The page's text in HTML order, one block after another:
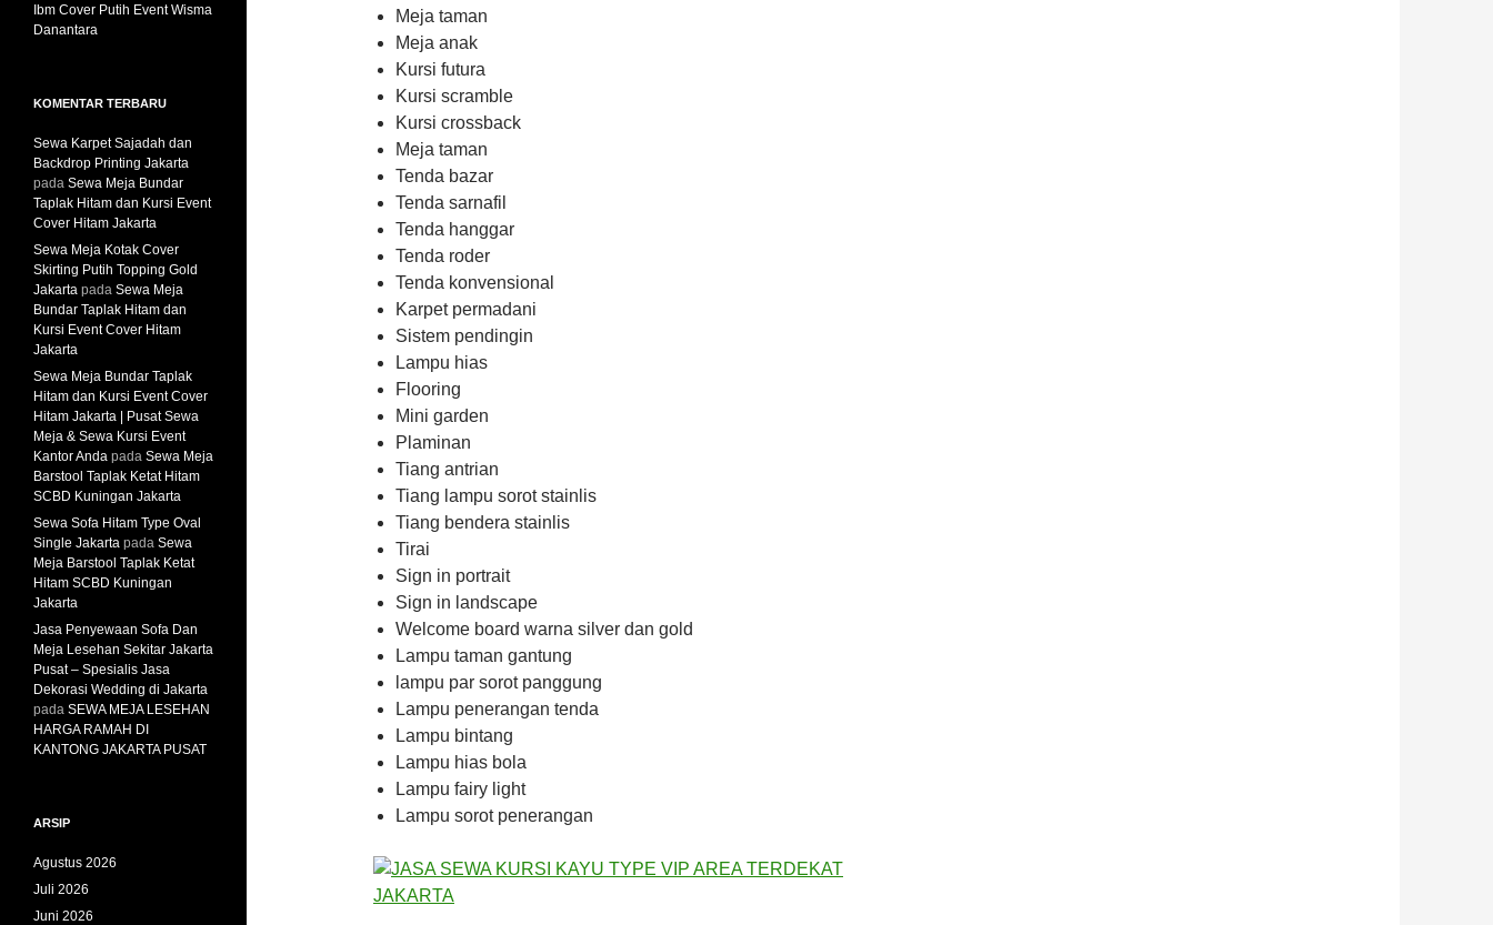
Meja taman
Meja anak
Kursi futura
Kursi scramble
Kursi crossback
Meja taman
Tenda bazar
Tenda sarnafil
Tenda hanggar
Tenda roder
Tenda konvensional
Karpet permadani
Sistem pendingin
Lampu hias
Flooring
Mini garden
Plaminan
Tiang antrian
Tiang lampu sorot stainlis
Tiang bendera stainlis
Tirai
Sign in portrait
Sign in landscape
Welcome board warna silver dan gold
Lampu taman gantung
lampu par sorot panggung
Lampu penerangan tenda
Lampu bintang
Lampu hias bola
Lampu fairy light
Lampu sorot penerangan
Ibm Cover Putih Event Wisma
Danantara
KOMENTAR TERBARU
Sewa Karpet Sajadah dan
Backdrop Printing Jakarta
pada Sewa Meja Bundar
Taplak Hitam dan Kursi Event
Cover Hitam Jakarta
Sewa Meja Kotak Cover
Skirting Putih Topping Gold
Jakarta pada Sewa Meja
Bundar Taplak Hitam dan
Kursi Event Cover Hitam
Jakarta
Sewa Meja Bundar Taplak
Hitam dan Kursi Event Cover
Hitam Jakarta | Pusat Sewa
Meja & Sewa Kursi Event
Kantor Anda pada Sewa Meja
Barstool Taplak Ketat Hitam
SCBD Kuningan Jakarta
Sewa Sofa Hitam Type Oval
Single Jakarta pada Sewa
Meja Barstool Taplak Ketat
Hitam SCBD Kuningan
Jakarta
Jasa Penyewaan Sofa Dan
Meja Lesehan Sekitar Jakarta
Pusat – Spesialis Jasa
Dekorasi Wedding di Jakarta
pada SEWA MEJA LESEHAN
HARGA RAMAH DI
KANTONG JAKARTA PUSAT
ARSIP
Agustus 2026
Juli 2026
Juni 2026